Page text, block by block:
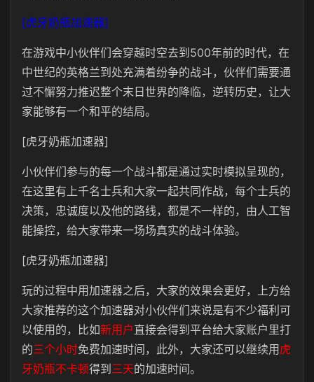
[虎牙奶瓶加速器]
在游戏中小伙伴们会穿越时空去到500年前的时代，在
中世纪的英格兰到处充满着纷争的战斗，伙伴们需要通
过不懈努力推迟整个末日世界的降临，逆转历史，让大
家能够有一个和平的结局。
[虎牙奶瓶加速器]
小伙伴们参与的每一个战斗都是通过实时模拟呈现的，
在这里有上千名士兵和大家一起共同作战，每个士兵的
决策，忠诚度以及他的路线，都是不一样的，由人工智
能操控，给大家带来一场场真实的战斗体验。
[虎牙奶瓶加速器]
玩的过程中用加速器之后，大家的效果会更好，上方给
大家推荐的这个加速器对小伙伴们来说是有不少福利可
以使用的，比如新用户直接会得到平台给大家账户里打
的三个小时免费加速时间，此外，大家还可以继续用 虎
牙奶瓶不卡顿得到 三天的加速时间。